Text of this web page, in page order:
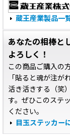
蔵王産業製品一
あなたの相棒と
よろしく！
この商品ご購入の
「貼ると魂が注が
活き活きする（笑
す。ぜひこのステ
ください。
目玉ステッカー